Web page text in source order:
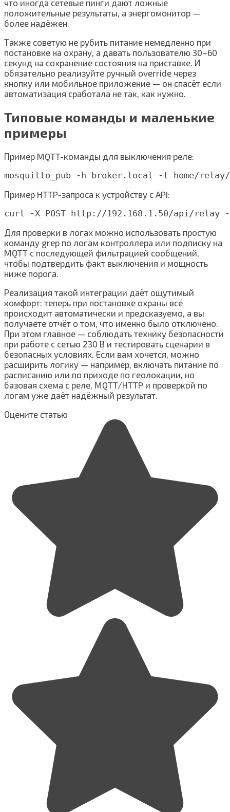
что иногда сетевые пинги дают ложные
положительные результаты, а энергомонитор —
более надёжен.
Также советую не рубить питание немедленно при
постановке на охрану, а давать пользователю 30–60
секунд на сохранение состояния на приставке. И
обязательно реализуйте ручный override через
кнопку или мобильное приложение — он спасёт если
автоматизация сработала не так, как нужно.
Типовые команды и маленькие
примеры
Пример MQTT-команды для выключения реле:
Пример HTTP-запроса к устройству с API:
Для проверки в логах можно использовать простую
команду grep по логам контроллера или подписку на
MQTT с последующей фильтрацией сообщений,
чтобы подтвердить факт выключения и мощность
ниже порога.
Реализация такой интеграции даёт ощутимый
комфорт: теперь при постановке охраны всё
происходит автоматически и предсказуемо, а вы
получаете отчёт о том, что именно было отключено.
При этом главное — соблюдать технику безопасности
при работе с сетью 230 В и тестировать сценарии в
безопасных условиях. Если вам хочется, можно
расширить логику — например, включать питание по
расписанию или по приходе по геолокации, но
базовая схема с реле, MQTT/HTTP и проверкой по
логам уже даёт надёжный результат.
Оцените статью